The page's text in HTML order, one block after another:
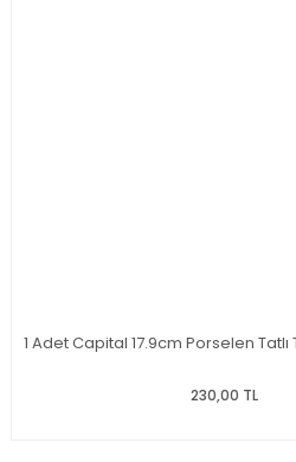
1 Adet Capital 17.9cm Porselen Tatlı
230,00 TL